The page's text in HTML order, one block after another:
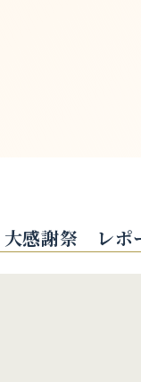
感謝祭 レポ